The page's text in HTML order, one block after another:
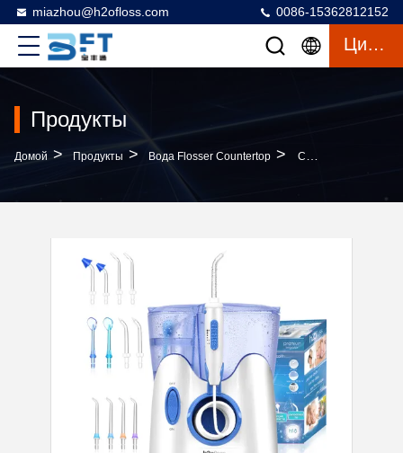
miazhou@h2ofloss.com 0086-15362812152
Цитата
Продукты
Домой > Продукты > Вода Flosser Countertop > Countertop Water Flosser Oral Irrigator With 800ml Water Tank 4 Work Modes And IPX7 Waterproof For Teeth Cleaning Household And Travel Use